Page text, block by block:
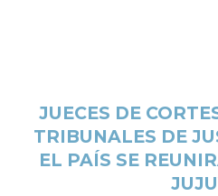
JUECES DE
TRIBUNALES DE
EL PAÍS SE